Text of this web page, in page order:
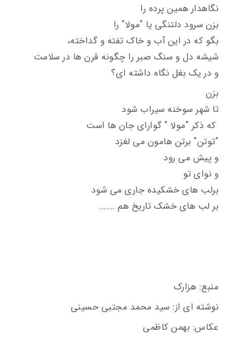
نگاهدار همین پرده را
بزن سرود دلتنگی یا "مولا" را
بگو که در این آب و خاک تفته و گداخته،
شیشه دل و سنگ صبر را چگونه قرن ها در سلامت
و در یک بغل نگاه داشته ای؟
بزن
تا شهر سوخنه سیراب شود
که ذکر "مولا " گوارای جان ها است
"توتن" برتن هامون می لغزد
و پیش می رود
و نوای تو
برلب های خشکیده جاری می شود
بر لب های خشک تاریخ هم .......
منبع: هزارک
نوشته ای از: سید محمد مجتبی حسینی
عکاس: بهمن کاظمی